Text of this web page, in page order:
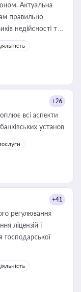
Актуальна
правильно
недійсності та
влади та
+26
всі аспекти
установ
+41
регулювання
ліцензій і
господарської